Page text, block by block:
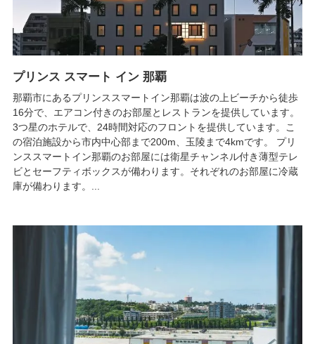
プリンス スマート イン 那覇
那覇市にあるプリンススマートイン那覇は波の上ビーチから徒歩
16分で、エアコン付きのお部屋とレストランを提供しています。
3つ星のホテルで、24時間対応のフロントを提供しています。こ
の宿泊施設から市内中心部まで200m、玉陵まで4kmです。 プリ
ンススマートイン那覇のお部屋には衛星チャンネル付き薄型テレ
ビとセーフティボックスが備わります。それぞれのお部屋に冷蔵
庫が備わります。...